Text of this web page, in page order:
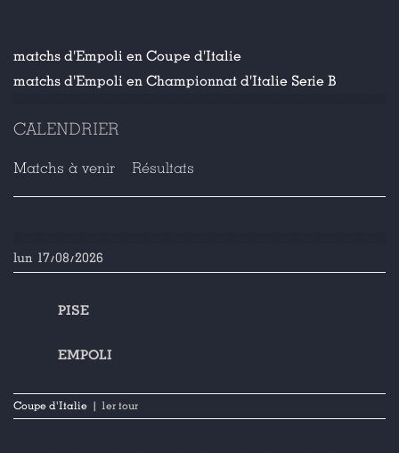
matchs d'Empoli en Coupe d'Italie
matchs d'Empoli en Championnat d'Italie Serie B
CALENDRIER
Matchs à venir Résultats
lun 17/08/2026
PISE
EMPOLI
Coupe d'Italie | 1er tour